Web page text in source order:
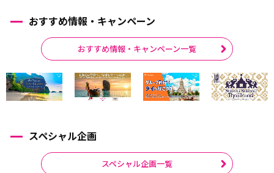
おすすめ情報・キャンペーン
おすすめ情報・キャンペーン一覧
スペシャル企画
スペシャル企画一覧